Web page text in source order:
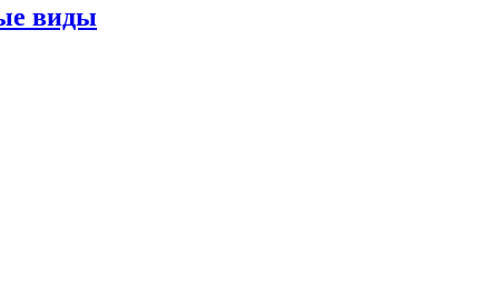
виды